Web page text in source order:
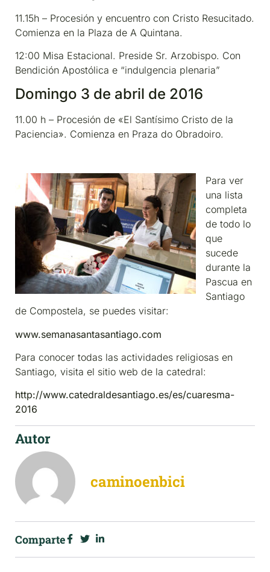
11.15h – Procesión y encuentro con Cristo Resucitado.
Comienza en la Plaza de A Quintana.
12:00 Misa Estacional. Preside Sr. Arzobispo. Con
Bendición Apostólica e “indulgencia plenaria”
Domingo 3 de abril de 2016
11.00 h – Procesión de «El Santísimo Cristo de la
Paciencia». Comienza en Praza do Obradoiro.
Para ver
una lista
completa
de todo lo
que
sucede
durante la
Pascua en
Santiago
de Compostela, se puedes visitar:
www.semanasantasantiago.com
Para conocer todas las actividades religiosas en
Santiago, visita el sitio web de la catedral:
http://www.catedraldesantiago.es/es/cuaresma-
2016
Autor
caminoenbici
Comparte